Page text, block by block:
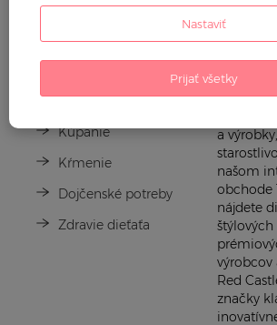
Dojčenie
Kúpanie
Kŕmenie
Dojčenské potreby
Zdravie dieťaťa
Hľadáte
a
našom
obchode
nájdete
štýlových
výrobcov
Red
značky
Nastaviť
Prijať všetky